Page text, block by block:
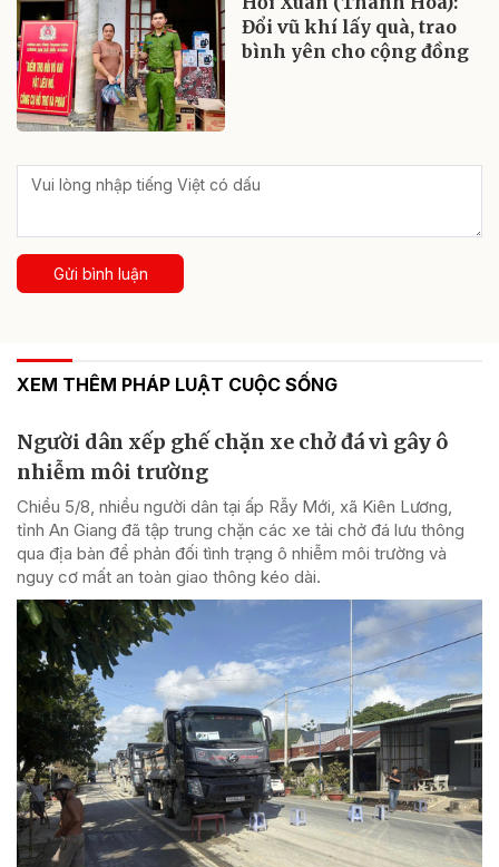
Đổi vũ khí lấy quà, trao
bình yên cho cộng đồng
Gửi bình luận
XEM THÊM PHÁP LUẬT CUỘC SỐNG
Người dân xếp ghế chặn xe chở đá vì gây ô
nhiễm môi trường
Chiều 5/8, nhiều người dân tại ấp Rẫy Mới, xã Kiên Lương,
tỉnh An Giang đã tập trung chặn các xe tải chở đá lưu thông
qua địa bàn để phản đối tình trạng ô nhiễm môi trường và
nguy cơ mất an toàn giao thông kéo dài.